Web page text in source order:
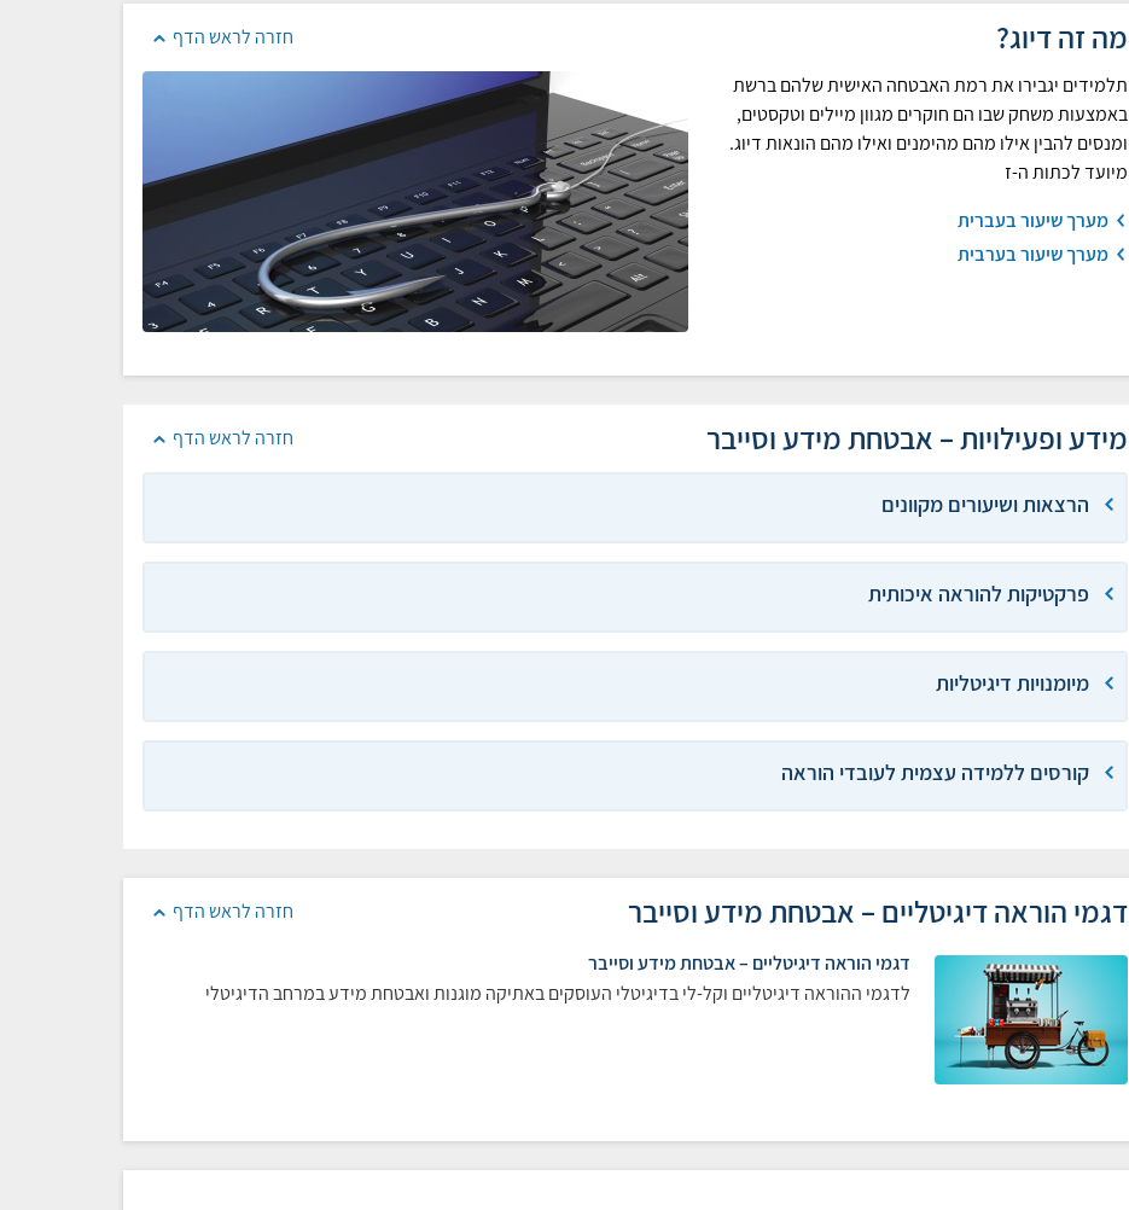
חזרה לראש הדף מה זה דיוג?
תלמידים יגבירו את רמת האבטחה האישית שלהם ברשת
באמצעות משחק שבו הם חוקרים מגוון מיילים וטקסטים,
ומנסים להבין אילו מהם מהימנים ואילו מהם הונאות דיוג.
מיועד לכתות ה-ז
מערך שיעור בעברית
מערך שיעור בערבית
חזרה לראש הדף מידע ופעילויות – אבטחת מידע וסייבר
הרצאות ושיעורים מקוונים
פרקטיקות להוראה איכותית
מיומנויות דיגיטליות
קורסים ללמידה עצמית לעובדי הוראה
חזרה לראש הדף דגמי הוראה דיגיטליים – אבטחת מידע וסייבר
דגמי הוראה דיגיטליים – אבטחת מידע וסייבר
לדגמי ההוראה דיגיטליים וקל-לי בדיגיטלי העוסקים באתיקה מוגנות ואבטחת מידע במרחב הדיגיטלי